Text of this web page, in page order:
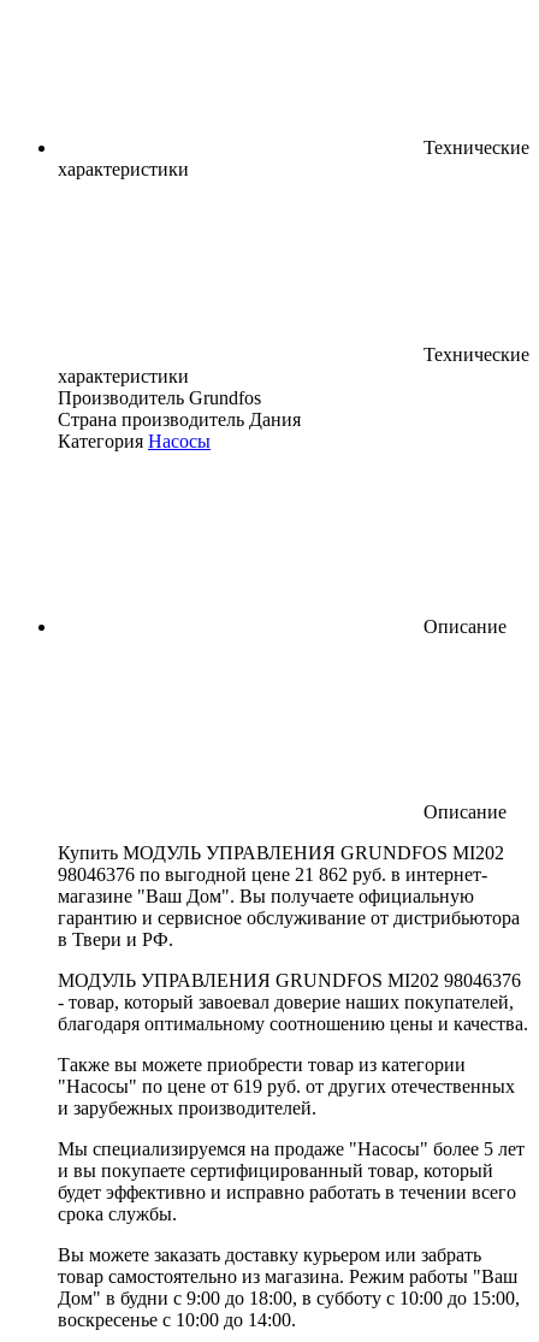
Технические
характеристики
Технические
характеристики
Производитель Grundfos
Страна производитель Дания
Категория Насосы
Описание
Описание
Купить МОДУЛЬ УПРАВЛЕНИЯ GRUNDFOS MI202
98046376 по выгодной цене 21 862 руб. в интернет-
магазине "Ваш Дом". Вы получаете официальную
гарантию и сервисное обслуживание от дистрибьютора
в Твери и РФ.
МОДУЛЬ УПРАВЛЕНИЯ GRUNDFOS MI202 98046376
- товар, который завоевал доверие наших покупателей,
благодаря оптимальному соотношению цены и качества.
Также вы можете приобрести товар из категории
"Насосы" по цене от 619 руб. от других отечественных
и зарубежных производителей.
Мы специализируемся на продаже "Насосы" более 5 лет
и вы покупаете сертифицированный товар, который
будет эффективно и исправно работать в течении всего
срока службы.
Вы можете заказать доставку курьером или забрать
товар самостоятельно из магазина. Режим работы "Ваш
Дом" в будни с 9:00 до 18:00, в субботу с 10:00 до 15:00,
воскресенье с 10:00 до 14:00.